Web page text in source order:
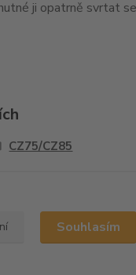
ji opatrně svrtat
CZ75/CZ85
Souhlasím